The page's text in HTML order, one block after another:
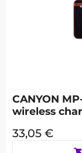
CANYON
wireless
33,05 €